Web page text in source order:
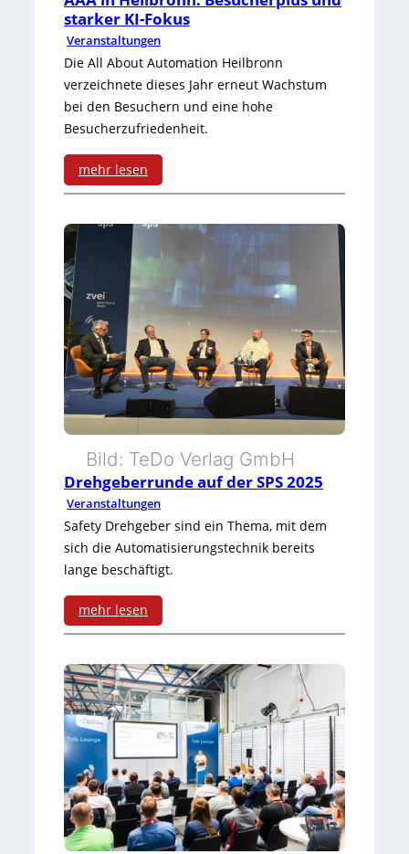
starker KI-Fokus
Veranstaltungen
Die All About Automation Heilbronn
verzeichnete dieses Jahr erneut Wachstum
bei den Besuchern und eine hohe
Besucherzufriedenheit.
mehr lesen
:
A
A
A
i
n
H
e
l
b
r
n
:
B
e
s
u
c
Bild: TeDo Verlag GmbH
Drehgeberrunde auf der SPS 2025
Veranstaltungen
Safety Drehgeber sind ein Thema, mit dem
sich die Automatisierungstechnik bereits
lange beschäftigt.
mehr lesen
:
D
r
e
h
g
e